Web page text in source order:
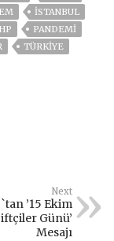
ISTANBUL
PANDEMİ
TÜRKİYE
Next
’15 Ekim
Günü’
Mesajı